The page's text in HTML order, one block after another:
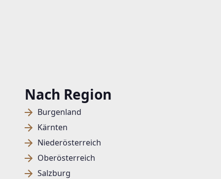
Nach Region
Burgenland
Kärnten
Niederösterreich
Oberösterreich
Salzburg